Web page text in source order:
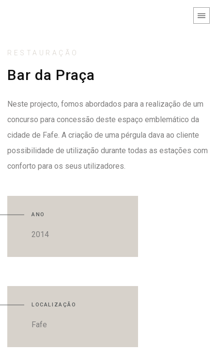
RESTAURAÇÃO
Bar da Praça
Neste projecto, fomos abordados para a realização de um
concurso para concessão deste espaço emblemático da
cidade de Fafe. A criação de uma pérgula dava ao cliente
possibilidade de utilização durante todas as estações com
conforto para os seus utilizadores.
ANO
2014
LOCALIZAÇÃO
Fafe